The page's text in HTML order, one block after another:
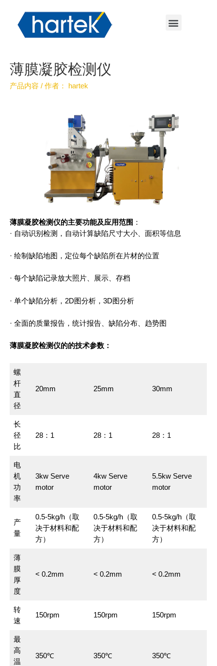
薄膜凝胶检测仪
产品内容 / 作者： hartek
薄膜凝胶检测仪的主要功能及应用范围 ：
· 自动识别检测，自动计算缺陷尺寸大小、面积等信息
· 绘制缺陷地图，定位每个缺陷所在片材的位置
· 每个缺陷记录放大照片、展示、存档
· 单个缺陷分析，2D图分析，3D图分析
· 全面的质量报告，统计报告、缺陷分布、趋势图
薄膜凝胶检测仪的的技术参数：
螺
杆
直
径
20mm 25mm 30mm
长
径
比
28：1 28：1 28：1
电
机
功
率
3kw Serve
motor
4kw Serve
motor
5.5kw Serve
motor
产
量
0.5-5kg/h（取
决于材料和配
方）
0.5-5kg/h（取
决于材料和配
方）
0.5-5kg/h（取
决于材料和配
方）
薄
膜
厚
度
< 0.2mm < 0.2mm < 0.2mm
转
速
150rpm 150rpm 150rpm
最
高
温
350℃ 350℃ 350℃